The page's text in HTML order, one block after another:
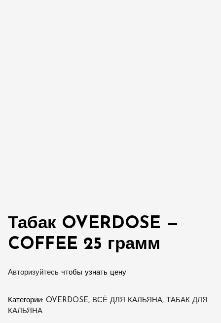
Табак OVERDOSE —
COFFEE 25 грамм
Авторизуйтесь чтобы узнать цену
Категории: OVERDOSE, ВСЁ ДЛЯ КАЛЬЯНА,
ТАБАК ДЛЯ
КАЛЬЯНА